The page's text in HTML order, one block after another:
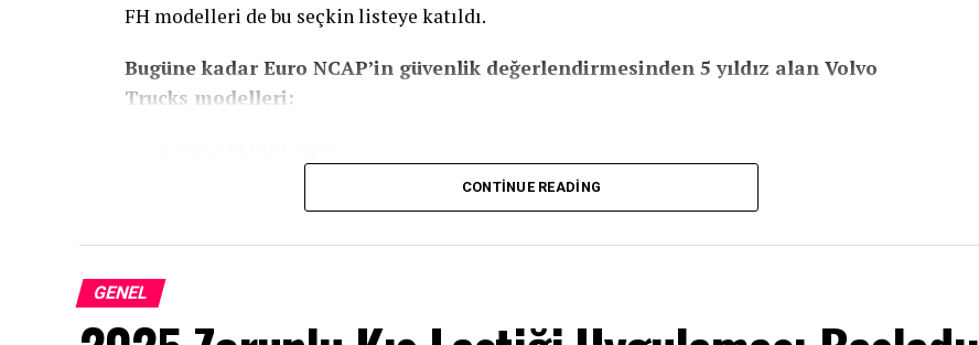
FH modelleri de bu seçkin listeye katıldı.
Bugüne kadar Euro NCAP’in güvenlik değerlendirmesinden 5 yıldız alan Volvo
Trucks modelleri:
Volvo FH Aero 6×2 kamyon
CONTINUE READING
GENEL